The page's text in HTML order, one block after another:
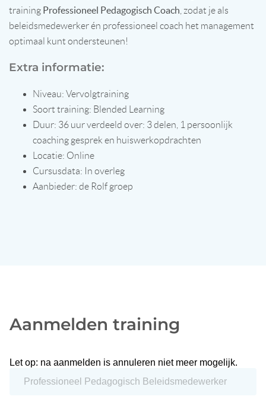
training Professioneel Pedagogisch Coach , zodat je als
beleidsmedewerker én professioneel coach het management
optimaal kunt ondersteunen!
Extra informatie:
Niveau: Vervolgtraining
Soort training: Blended Learning
Duur: 36 uur verdeeld over: 3 delen, 1 persoonlijk
coaching gesprek en huiswerkopdrachten
Locatie: Online
Cursusdata: In overleg
Aanbieder: de Rolf groep
Aanmelden training
Let op: na aanmelden is annuleren niet meer mogelijk.